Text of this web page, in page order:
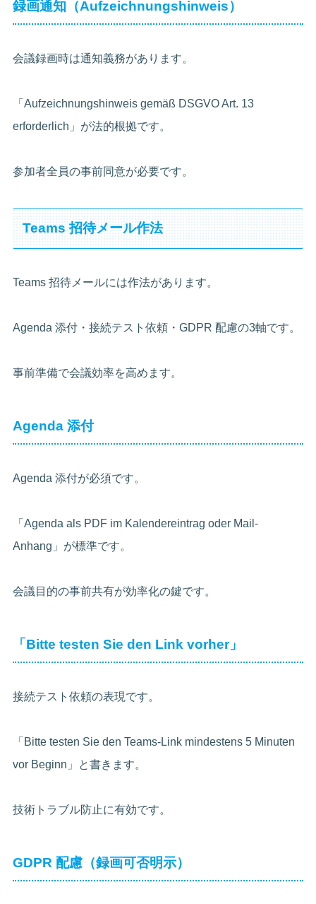
録画通知（Aufzeichnungshinweis）
会議録画時は通知義務があります。
「Aufzeichnungshinweis gemäß DSGVO Art. 13
erforderlich」が法的根拠です。
参加者全員の事前同意が必要です。
Teams 招待メール作法
Teams 招待メールには作法があります。
Agenda 添付・接続テスト依頼・GDPR 配慮の3軸です。
事前準備で会議効率を高めます。
Agenda 添付
Agenda 添付が必須です。
「Agenda als PDF im Kalendereintrag oder Mail-
Anhang」が標準です。
会議目的の事前共有が効率化の鍵です。
「Bitte testen Sie den Link vorher」
接続テスト依頼の表現です。
「Bitte testen Sie den Teams-Link mindestens 5 Minuten
vor Beginn」と書きます。
技術トラブル防止に有効です。
GDPR 配慮（録画可否明示）